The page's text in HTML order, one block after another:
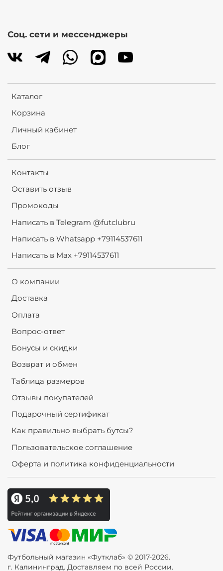
Каталог
Корзина
Личный кабинет
Блог
Контакты
Оставить отзыв
Промокоды
Написать в Telegram @futclubru
Написать в Whatsapp +79114537611
Написать в Max +79114537611
О компании
Доставка
Оплата
Вопрос-ответ
Бонусы и скидки
Возврат и обмен
Таблица размеров
Отзывы покупателей
Подарочный сертификат
Как правильно выбрать бутсы?
Пользовательское соглашение
Оферта и политика конфиденциальности
Соц. сети и мессенджеры
Футбольный магазин «Футклаб» © 2017-2026.
г. Калининград. Доставляем по всей России.